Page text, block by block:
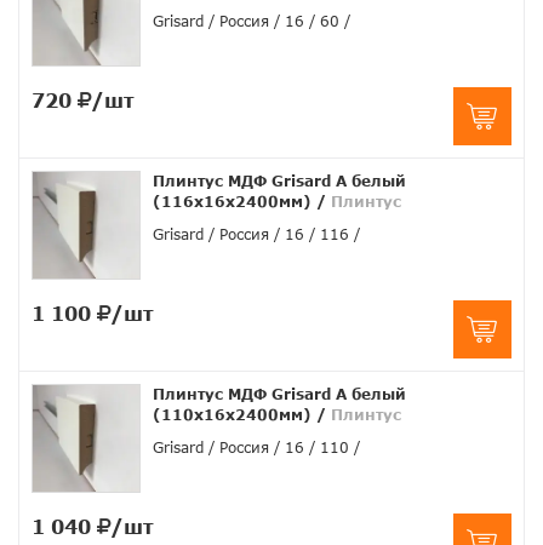
Grisard
Россия 16 60
720 /шт
Плинтус МДФ Grisard A белый
(116x16x2400мм) / Плинтус
Grisard
Россия 16 116
1 100 /шт
Плинтус МДФ Grisard A белый
(110x16x2400мм) / Плинтус
Grisard
Россия 16 110
1 040 /шт